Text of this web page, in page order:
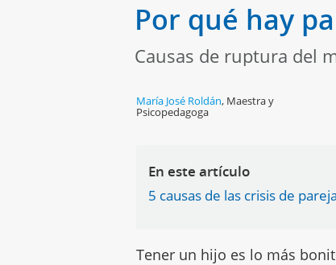
Por qué hay
Causas de ruptura del
María José Roldán, Maestra y
Psicopedagoga
En este artículo
5 causas de las crisis de
Tener un hijo es lo más